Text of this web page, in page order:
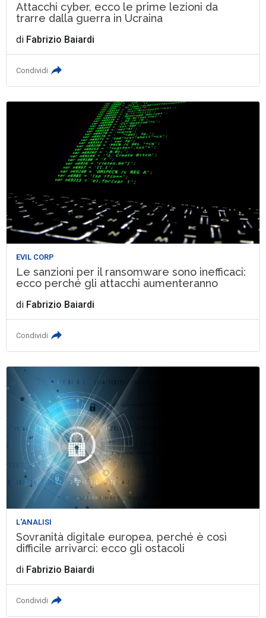
Attacchi cyber, ecco le prime lezioni da
trarre dalla guerra in Ucraina
di Fabrizio Baiardi
Condividi
EVIL CORP
Le sanzioni per il ransomware sono inefficaci:
ecco perché gli attacchi aumenteranno
di Fabrizio Baiardi
Condividi
L'ANALISI
Sovranità digitale europea, perché è così
difficile arrivarci: ecco gli ostacoli
di Fabrizio Baiardi
Condividi